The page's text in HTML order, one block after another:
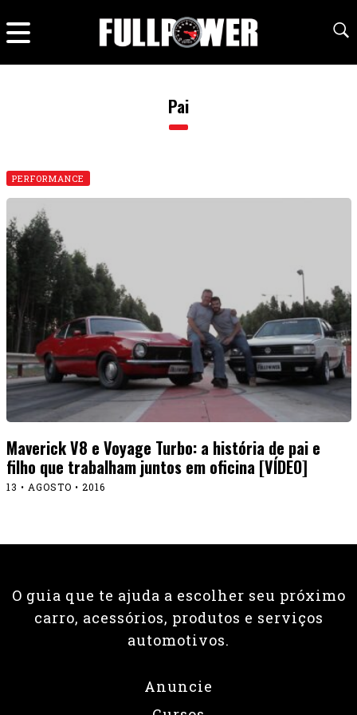
Pai
PERFORMANCE
Maverick V8 e Voyage Turbo: a história de pai e
filho que trabalham juntos em oficina [VÍDEO]
13 • AGOSTO • 2016
O guia que te ajuda a escolher seu próximo
carro, acessórios, produtos e serviços
automotivos.
Anuncie